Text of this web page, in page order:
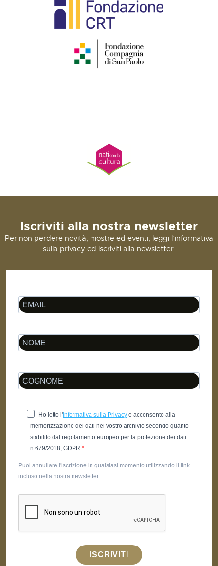
Iscriviti alla nostra newsletter
Per non perdere novità, mostre ed eventi, leggi l’informativa
sulla privacy ed iscriviti alla newsletter.
Ho letto l' Informativa sulla Privacy e acconsento alla
memorizzazione dei dati nel vostro archivio secondo quanto
stabilito dal regolamento europeo per la protezione dei dati
n.679/2018, GDPR.
Puoi annullare l'iscrizione in qualsiasi momento utilizzando il link
incluso nella nostra newsletter.
ISCRIVITI